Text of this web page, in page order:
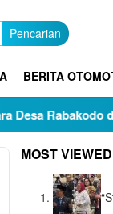
Pencarian
BERITA
Rabakodo dan
MOST